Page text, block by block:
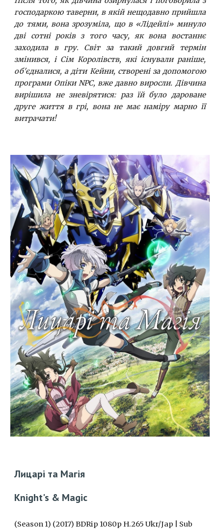
господаркою таверни, в якій нещодавно прийшла
до тями, вона зрозуміла, що в «Лідейлі» минуло
дві сотні років з того часу, як вона востаннє
заходила в гру. Світ за такий довгий термін
змінився, і Сім Королівств, які існували раніше,
об'єдналися, а діти Кейни, створені за допомогою
програми Опіки NPC, вже давно виросли. Дівчина
вирішила не зневірятися: раз їй було дароване
друге життя в грі, вона не має наміру марно її
витрачати!
Лицарі та Магія
Knight's & Magic
(Season 1) (2017) BDRip 1080p H.265 Ukr/Jap | Sub